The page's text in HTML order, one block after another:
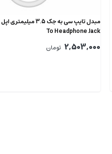
To Headphone Jack
2,503,000 تومان